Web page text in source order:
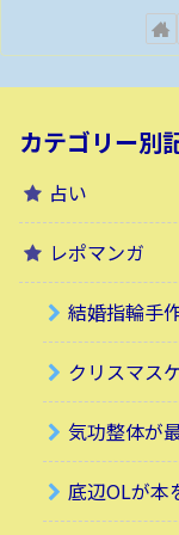
カテゴリー別
占い
レポマンガ
結婚指輪手
クリスマス
気功整体が
底辺OLが本